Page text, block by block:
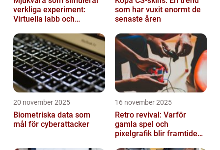
verkliga experiment:
Virtuella labb och
som har vuxit enormt de
senaste åren
20 november 2025
Biometriska data som
mål för cyberattacker
16 november 2025
Retro revival: Varför
gamla spel och
pixelgrafik blir framtidens